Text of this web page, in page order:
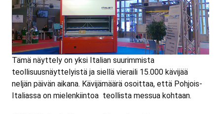
Tämä näyttely on yksi Italian suurimmista
teollisuusnäyttelyistä ja siellä vieraili 15.000 kävijää
neljän päivän aikana. Kävijämäärä osoittaa, että Pohjois-
Italiassa on mielenkiintoa teollista messua kohtaan.